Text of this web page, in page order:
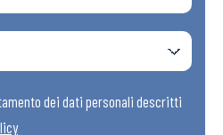
dei dati personali descritti